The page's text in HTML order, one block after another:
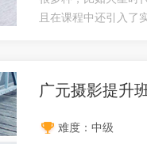
且在课程中还引入了
广元摄影提升
难度：中级